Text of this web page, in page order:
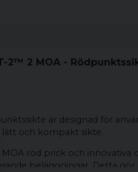
2™ 2 MOA -
är designad för
lätt och kompakt sikte.
MOA röd prick och innovativa
beläggningar. Detta gör